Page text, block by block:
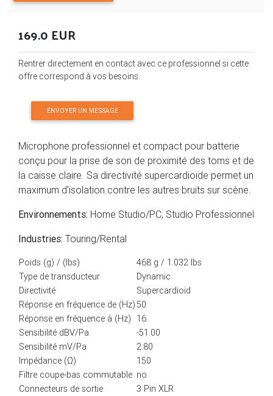
169.0 EUR
Rentrer directement en contact avec ce professionnel si cette
offre correspond à vos besoins.
ENVOYER UN MESSAGE
Microphone professionnel et compact pour batterie
conçu pour la prise de son de proximité des toms et de
la caisse claire. Sa directivité supercardioïde permet un
maximum d'isolation contre les autres bruits sur scène.
Environnements: Home Studio/PC, Studio Professionnel
Industries: Touring/Rental
Poids (g) / (lbs)
468 g / 1.032 lbs
Type de transducteur
Dynamic
Directivité
Supercardioid
Réponse en fréquence de (Hz)50
Réponse en fréquence à (Hz)
16
Sensibilité dBV/Pa
-51.00
Sensibilité mV/Pa
2.80
Impédance (Ω)
150
Filtre coupe-bas commutable no
Connecteurs de sortie
3 Pin XLR